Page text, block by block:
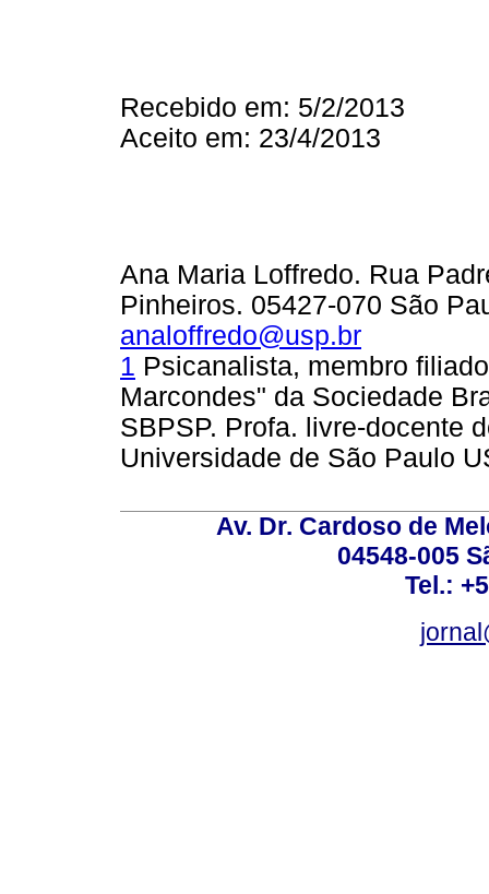
Recebido em: 5/2/2013
Aceito em: 23/4/2013
Ana Maria Loffredo. Rua
Pinheiros. 05427-070 São
analoffredo@usp.br
1 Psicanalista, membro
Marcondes" da Sociedade
SBPSP. Profa. livre-docente
Universidade de São Paulo
Av. Dr. Cardoso de
04548-005
Tel.: